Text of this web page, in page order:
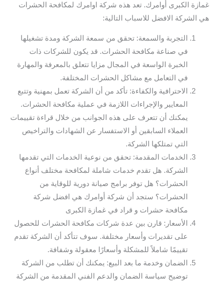
غمازة الكبرى أوامرك. تعد هذه شركة اوامرك لمكافحة الحشرات
هي الشركة الافضل للاسباب التالية:
التجربة والسمعة: تحقق من سمعة الشركة ومدة تشغيلها
في صناعة مكافحة الحشرات. قد يكون للشركات ذات
الخبرة الواسعة في المجال مزايا تتعلق بالمعرفة والمهارة
في التعامل مع مشاكل الحشرات المختلفة.
الاحترافية والكفاءة: تأكد من أن الشركة تعمل بمهنية وتتبع
المعايير والإجراءات اللازمة في عملية مكافحة الحشرات.
يمكنك أن تتعرف على هذه الجوانب من خلال قراءة تقييمات
العملاء السابقين أو الاستفسار عن الشهادات والتراخيص
التي تمتلكها الشركة.
الخدمات المقدمة: تحقق من نوعية الخدمات التي تقدمها
الشركة. هل تقدم خدمات شاملة لمكافحة مختلف أنواع
الحشرات؟ هل توفر برامج صيانة دورية للوقاية من
الحشرات؟ ستجد أن شركة أوامرك هي افضل شركة
مكافحة حشرات و قراد في غمازة الكبرى
الأسعار: قارن بين عدة شركات مكافحة الحشرات للحصول
على تقديرات وأسعار مختلفة. سوف تتأكد أن الشركة تقدم
تقييمًا شاملاً للمشكلة وأسعارًا معقولة وشفافة.
الضمان وخدمة ما بعد البيع: يمكنك أن تطلب من الشركة
توضيح سياسة الضمان والدعم الفني المقدمة من الشركة